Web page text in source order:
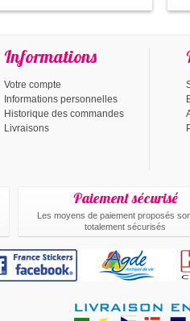
Informations
Votre compte
Informations personnelles
Historique des commandes
Livraisons
Paiement sécurisé
Les moyens de paiement proposés
totalement sécurisés